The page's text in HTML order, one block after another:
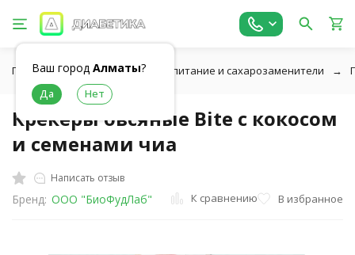
Ваш город Алматы?
Главная Низкоуглеводное питание и сахарозаменители
Крекеры овсяные Bite с кокосом
и семенами чиа
Написать отзыв
Бренд: ООО "БиоФудЛаб" К сравнению В избранное